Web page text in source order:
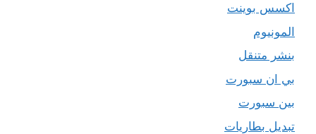
اكسس بوينت
المونيوم
بنشر متنقل
بي ان سبورت
بين سبورت
تبديل بطاريات